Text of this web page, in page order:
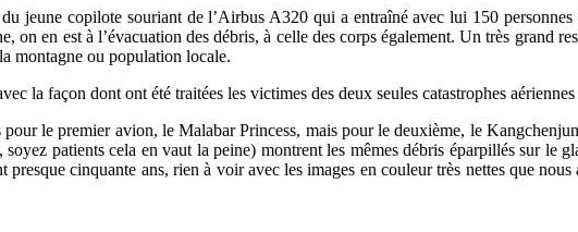
jeune copilote souriant de l’Airbus A320 qui a entraîné avec lui 150
on en est à l’évacuation des débris, à celle des corps également. Un très grand
montagne ou population locale.
la façon dont ont été traitées les victimes des deux seules catastrophes
le premier avion, le Malabar Princess, mais pour le deuxième, le
patients cela en vaut la peine) montrent les mêmes débris éparpillés sur le
cinquante ans, rien à voir avec les images en couleur très nettes que